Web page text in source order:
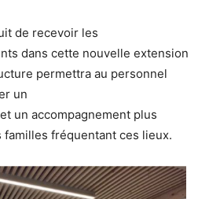
de recevoir les
dans cette nouvelle extension
permettra au personnel
un
un accompagnement plus
familles fréquentant ces lieux.